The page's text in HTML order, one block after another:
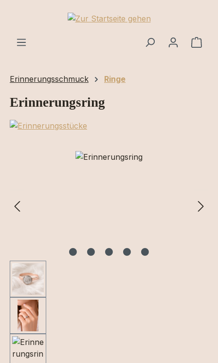
Zum Hauptinhalt springen
Erinnerungsschmuck Ringe
Erinnerungsring
Bildergalerie überspringen